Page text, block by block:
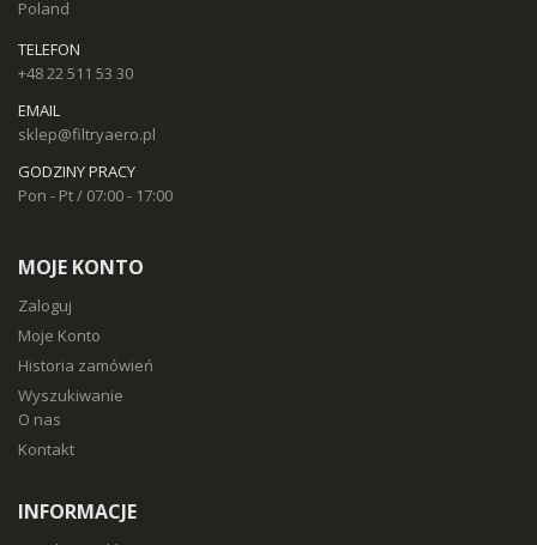
Poland
TELEFON
+48 22 511 53 30
EMAIL
sklep@filtryaero.pl
GODZINY PRACY
Pon - Pt / 07:00 - 17:00
MOJE KONTO
Zaloguj
Moje Konto
Historia zamówień
Wyszukiwanie
O nas
Kontakt
INFORMACJE